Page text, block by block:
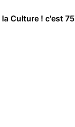
la Culture ! c'est